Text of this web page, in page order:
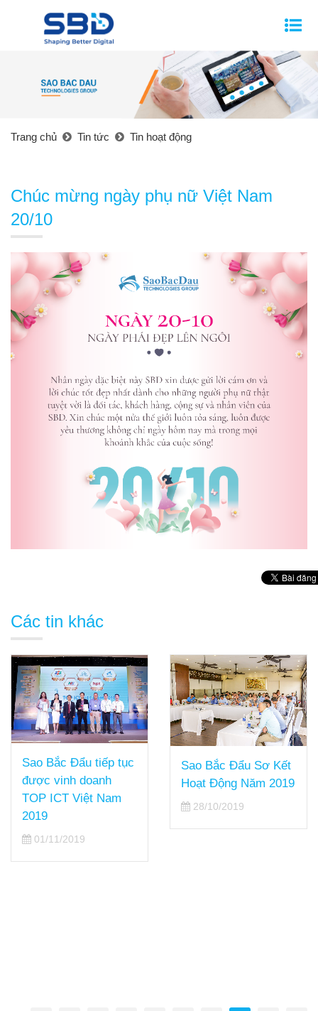
Trang chủ Tin tức Tin hoạt động
Chúc mừng ngày phụ nữ Việt Nam
20/10
Các tin khác
Sao Bắc Đẩu Sơ Kết
Hoạt Động Năm 2019
Sao Bắc Đẩu tiếp tục
được vinh danh Top
50 Doanh nghiệp